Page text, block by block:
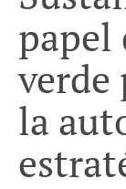
papel
verde
la